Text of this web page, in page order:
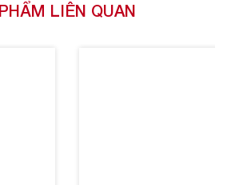
LIÊN QUAN